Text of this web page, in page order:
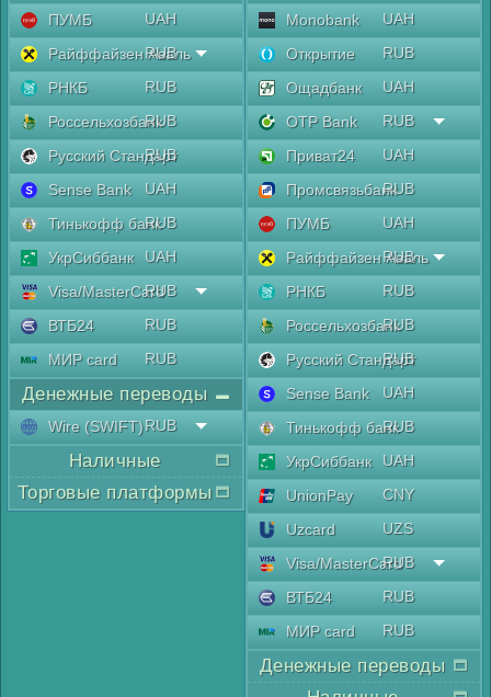
ПУМБ
UAH
Райффайзен Аваль
RUB
РНКБ
RUB
РоссельхозбанкRUB
Русский Стандарт
RUB
Sense Bank
UAH
Тинькофф банкRUB
УкрСиббанк
UAH
Visa/MasterCard
RUB
ВТБ24
RUB
МИР card
RUB
Денежные переводы
Wire (SWIFT)RUB
Наличные
Торговые платформы
Monobank
UAH
Открытие
RUB
Ощадбанк
UAH
OTP Bank
RUB
Приват24
UAH
ПромсвязьбанкRUB
ПУМБ
UAH
Райффайзен Аваль
RUB
РНКБ
RUB
РоссельхозбанкRUB
Русский Стандарт
RUB
Sense Bank
UAH
Тинькофф банкRUB
УкрСиббанк
UAH
UnionPay
CNY
Uzcard
UZS
Visa/MasterCard
RUB
ВТБ24
RUB
МИР card
RUB
Денежные переводы